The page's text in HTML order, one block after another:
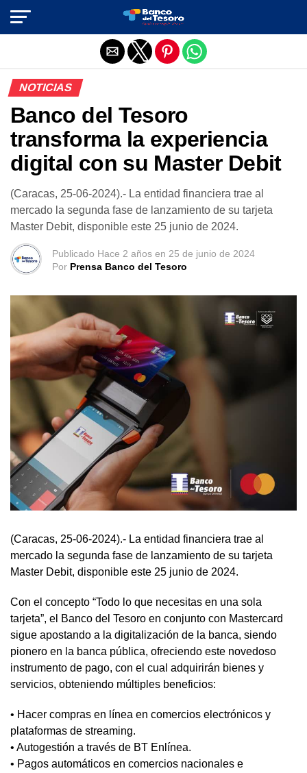
NOTICIAS
Banco del Tesoro
transforma la experiencia
digital con su Master Debit
(Caracas, 25-06-2024).- La entidad financiera trae al
mercado la segunda fase de lanzamiento de su tarjeta
Master Debit, disponible este 25 junio de 2024.
Publicado Hace 2 años en 25 de junio de 2024
Por Prensa Banco del Tesoro
(Caracas, 25-06-2024).- La entidad financiera trae al
mercado la segunda fase de lanzamiento de su tarjeta
Master Debit, disponible este 25 junio de 2024.
Con el concepto “Todo lo que necesitas en una sola
tarjeta”, el Banco del Tesoro en conjunto con Mastercard
sigue apostando a la digitalización de la banca, siendo
pionero en la banca pública, ofreciendo este novedoso
instrumento de pago, con el cual adquirirán bienes y
servicios, obteniendo múltiples beneficios:
• Hacer compras en línea en comercios electrónicos y
plataformas de streaming.
• Autogestión a través de BT Enlínea.
• Pagos automáticos en comercios nacionales e
Salir de la versión móvil